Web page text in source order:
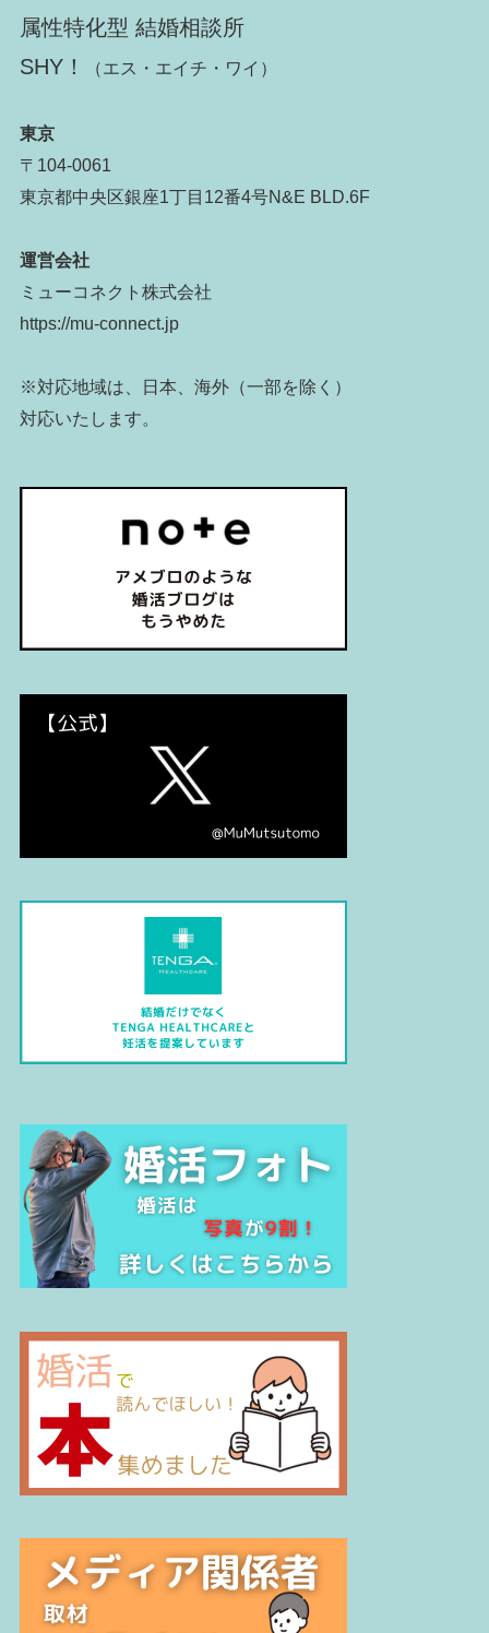
属性特化型 結婚相談所
SHY！
（エス・エイチ・ワイ）
東京
〒104-0061
東京都中央区銀座1丁目12番4号N&E BLD.6F
運営会社
ミューコネクト株式会社
https://mu-connect.jp
※対応地域は、日本、海外（一部を除く）
対応いたします。